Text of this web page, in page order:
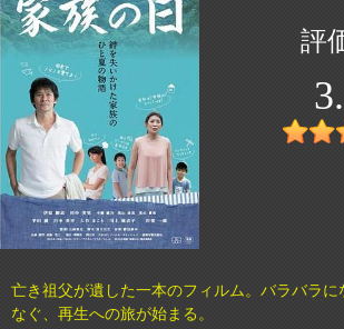
亡き祖父が遺した一本のフィルム。バラバラに
なぐ、再生への旅が始まる。